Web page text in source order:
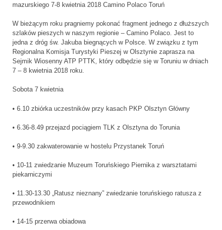
mazurskiego 7-8 kwietnia 2018 Camino Polaco Toruń
W bieżącym roku pragniemy pokonać fragment jednego z dłuższych
szlaków pieszych w naszym regionie – Camino Polaco. Jest to
jedna z dróg św. Jakuba biegnących w Polsce. W związku z tym
Regionalna Komisja Turystyki Pieszej w Olsztynie zaprasza na
Sejmik Wiosenny ATP PTTK, który odbędzie się w Toruniu w dniach
7 – 8 kwietnia 2018 roku.
Sobota 7 kwietnia
• 6.10 zbiórka uczestników przy kasach PKP Olsztyn Główny
• 6.36-8.49 przejazd pociągiem TLK z Olsztyna do Torunia
• 9-9.30 zakwaterowanie w hostelu Przystanek Toruń
• 10-11 zwiedzanie Muzeum Toruńskiego Piernika z warsztatami
piekarniczymi
• 11.30-13.30 „Ratusz nieznany” zwiedzanie toruńskiego ratusza z
przewodnikiem
• 14-15 przerwa obiadowa